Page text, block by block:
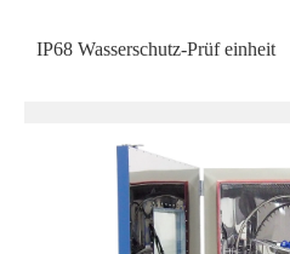
IP68 Wasserschutz-Prüf einheit